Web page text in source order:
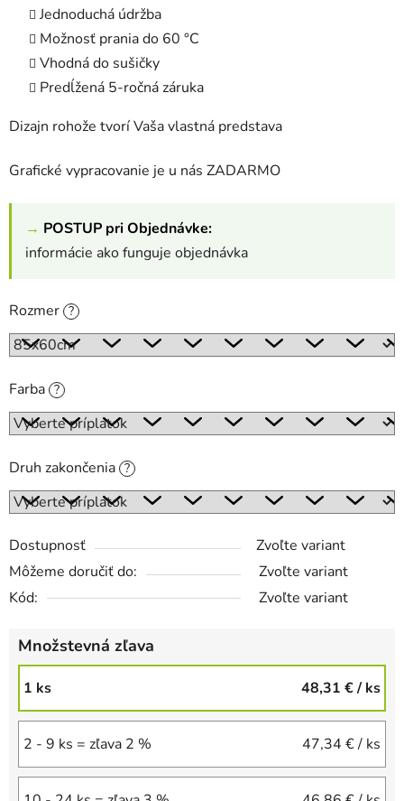
Jednoduchá údržba
Možnosť prania do 60 °C
Vhodná do sušičky
Predĺžená 5-ročná záruka
Dizajn rohože tvorí Vaša vlastná predstava
Grafické vypracovanie je u nás ZADARMO
→ POSTUP pri Objednávke:
informácie ako funguje objednávka
Rozmer ?
Farba ?
Druh zakončenia ?
Dostupnosť
Zvoľte variant
Môžeme doručiť do:
Zvoľte variant
Kód:
Zvoľte variant
Množstevná zľava
1 ks 48,31 €/ ks
2 - 9 ks = zľava 2 % 47,34 €/ ks